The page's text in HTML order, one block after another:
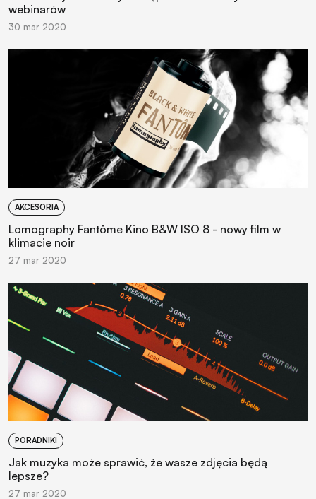
webinarów
30 mar 2020
AKCESORIA
Lomography Fantôme Kino B&W ISO 8 - nowy film w
klimacie noir
27 mar 2020
PORADNIKI
Jak muzyka może sprawić, że wasze zdjęcia będą
lepsze?
27 mar 2020